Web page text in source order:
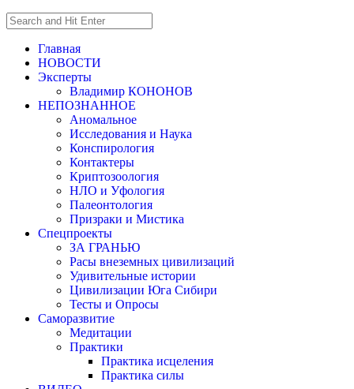
Главная
НОВОСТИ
Эксперты
Владимир КОНОНОВ
НЕПОЗНАННОЕ
Аномальное
Исследования и Наука
Конспирология
Контактеры
Криптозоология
НЛО и Уфология
Палеонтология
Призраки и Мистика
Спецпроекты
ЗА ГРАНЬЮ
Расы внеземных цивилизаций
Удивительные истории
Цивилизации Юга Сибири
Тесты и Опросы
Саморазвитие
Медитации
Практики
Практика исцеления
Практика силы